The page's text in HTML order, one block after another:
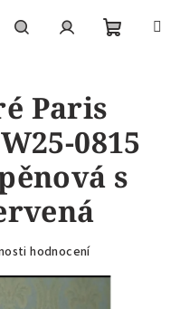
Paris
0815
s
hodnocení